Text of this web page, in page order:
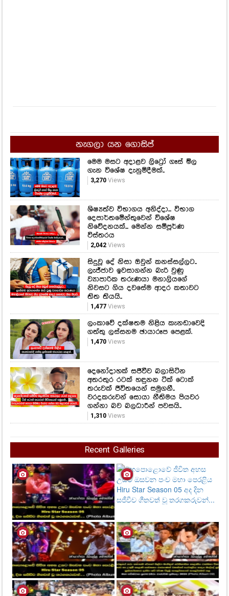
නැගලා යන ගොසිප්
මෙම මසට අදාළව ලිට්‍රෝ ගෑස් මිල
ගැන විශේෂ දැනුම්දීමක්..
3,270Views
ශිෂ්‍යත්ව විභාගය අනිද්දා... විභාග
දෙපාර්තමේන්තුවෙන් විශේෂ
නිවේදනයක්... මෙන්න සම්පූර්ණ
විස්තරය
2,042Views
සිදුවූ දේ නිසා ඔවුන් කනස්සල්ලට..
ලැජ්ජාව ඉවසාගන්න බැරි වුණු
ව්‍යාපාරික තරුණයා මනාලියගේ
නිවසට ගිය දවසේම ආදර කතාවට
තිත තියයි..
1,477Views
ලංකාවේ දක්ෂතම නිළිය කැනඩාවෙදි
ගත්තු ලස්සනම ඡායාරූප පෙළක්.
1,470Views
දෙනෝදාහක් සජීවීව බලාසිටින
අතරතුර රටක් හඳුනන ටික් ටොක්
තරුවක් ජීවිතයෙන් සමුගනී..
වරදකරුවන් සොයා නීතිමය පියවර
ගන්නා බව බලධාරීන් පවසයි..
1,310Views
Recent Galleries